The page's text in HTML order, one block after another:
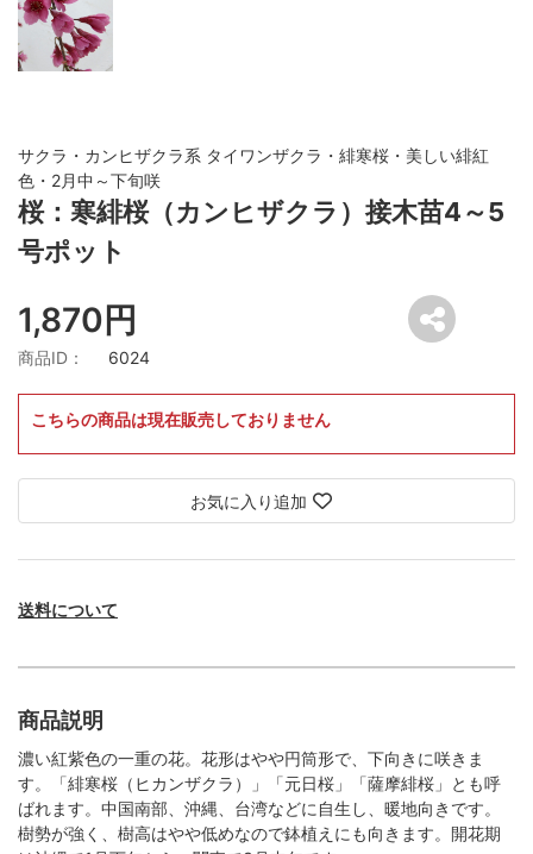
サクラ・カンヒザクラ系 タイワンザクラ・緋寒桜・美しい緋紅
色・2月中～下旬咲
桜：寒緋桜（カンヒザクラ）接木苗4～5
号ポット
1,870円
商品ID： 6024
こちらの商品は現在販売しておりません
お気に入り追加
送料について
商品説明
濃い紅紫色の一重の花。花形はやや円筒形で、下向きに咲きま
す。「緋寒桜（ヒカンザクラ）」「元日桜」「薩摩緋桜」とも呼
ばれます。中国南部、沖縄、台湾などに自生し、暖地向きです。
樹勢が強く、樹高はやや低めなので鉢植えにも向きます。開花期